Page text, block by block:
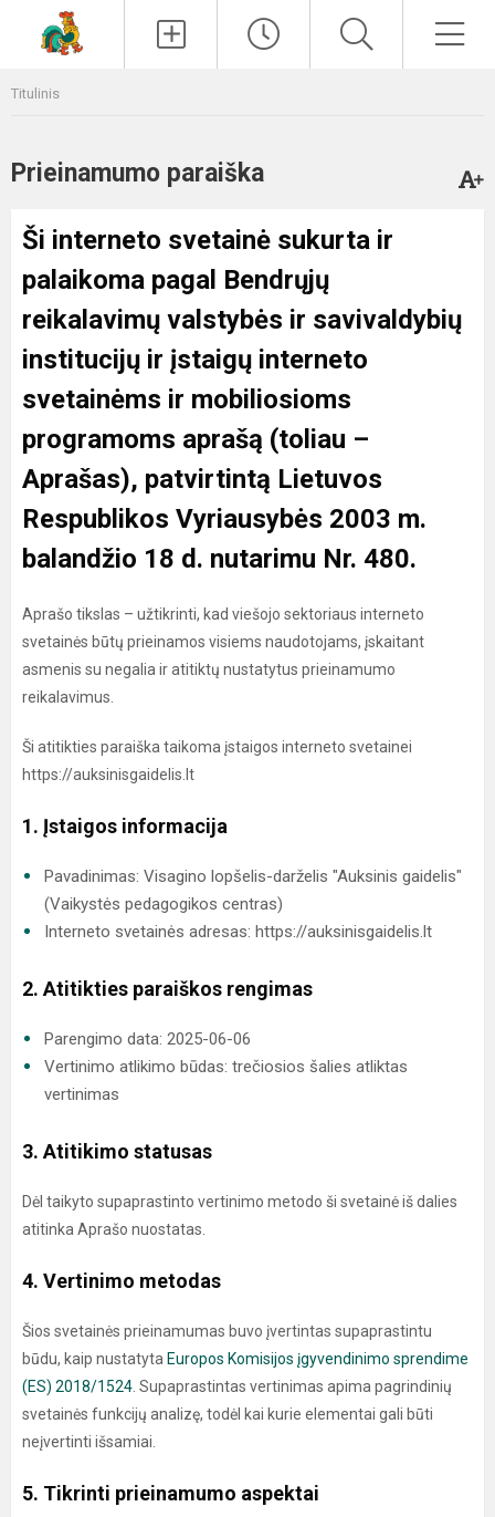
Titulinis
Prieinamumo paraiška
Ši interneto svetainė sukurta ir
palaikoma pagal Bendrųjų
reikalavimų valstybės ir savivaldybių
institucijų ir įstaigų interneto
svetainėms ir mobiliosioms
programoms aprašą (toliau –
Aprašas), patvirtintą Lietuvos
Respublikos Vyriausybės 2003 m.
balandžio 18 d. nutarimu Nr. 480.
Aprašo tikslas – užtikrinti, kad viešojo sektoriaus interneto
svetainės būtų prieinamos visiems naudotojams, įskaitant
asmenis su negalia ir atitiktų nustatytus prieinamumo
reikalavimus.
Ši atitikties paraiška taikoma įstaigos interneto svetainei
https://auksinisgaidelis.lt
1. Įstaigos informacija
Pavadinimas: Visagino lopšelis-darželis "Auksinis gaidelis"
(Vaikystės pedagogikos centras)
Interneto svetainės adresas: https://auksinisgaidelis.lt
2. Atitikties paraiškos rengimas
Parengimo data: 2025-06-06
Vertinimo atlikimo būdas: trečiosios šalies atliktas
vertinimas
3. Atitikimo statusas
Dėl taikyto supaprastinto vertinimo metodo ši svetainė iš dalies
atitinka Aprašo nuostatas.
4. Vertinimo metodas
Šios svetainės prieinamumas buvo įvertintas supaprastintu
būdu, kaip nustatyta Europos Komisijos įgyvendinimo sprendime
(ES) 2018/1524 . Supaprastintas vertinimas apima pagrindinių
svetainės funkcijų analizę, todėl kai kurie elementai gali būti
neįvertinti išsamiai.
5. Tikrinti prieinamumo aspektai